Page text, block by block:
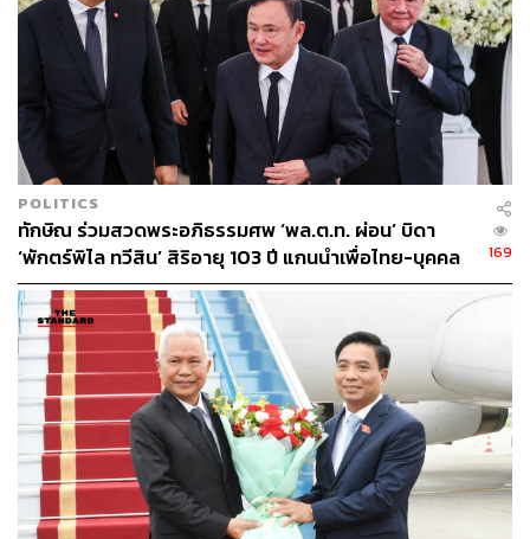
POLITICS
ทักษิณ ร่วมสวดพระอภิธรรมศพ ‘พล.ต.ท. ผ่อน’ บิดา
‘พักตร์พิไล ทวีสิน’ สิริอายุ 103 ปี แกนนำเพื่อไทย-บุคคล
หลากวงการร่วมอาลัย
169